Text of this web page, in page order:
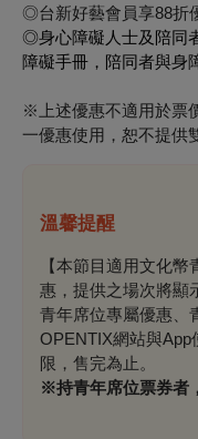
◎台新好藝會員享88折
◎身心障礙人士及陪同
障礙手冊，陪同者與身
※上述優惠不適用於票
一優惠使用，恕不提供
溫馨提醒
【本節目適用文化
惠，提供之場次將顯
青年席位專屬優惠、
OPENTIX網站與App
限，售完為止。
※持青年席位票券者